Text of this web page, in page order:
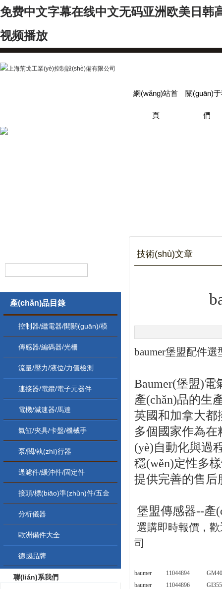
免费中文字幕在线中文无码亚洲欧美日韩
视频播放
網(wǎng)站首
頁
關(guān)
們
產(chǎn)品目錄
控制器/繼電器/開關(guān)/模
塊
傳感器/編碼器/光柵
流量/壓力/液位/力值檢測
連接器/電纜/電子元器件
電機/減速器/馬達
氣缸/夾具/卡盤/機械手
泵/閥/執(zhí)行器
過濾件/緩沖件/固定件
接頭/標(biāo)準(zhǔn)件/五金
配件
分析儀器
歐洲備件大全
德國品牌
聯(lián)系我們
技術(shù)文章
baumer堡盟配件選
Baumer(堡盟)
產(chǎn)品的生產
英國和加拿大都
多個國家作為在
(yè)自動化與過
穩(wěn)定性多
提供完善的售后
堡盟傳感器--產
選購即時報價
司
baumer 11044894
baumer
11044896